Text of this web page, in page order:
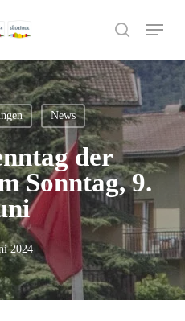
search
Menu
News
der
Sonntag, 9.
2024